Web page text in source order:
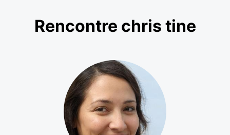
Rencontre chris tine